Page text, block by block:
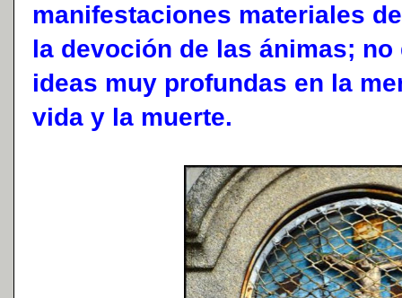
manifestaciones materiales
la devoción de las ánimas;
ideas muy profundas en la
vida y la muerte.